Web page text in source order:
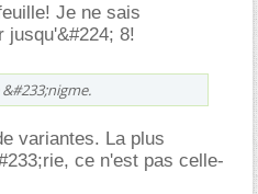
Je ne sais
jusqu'&#224; 8!
variantes. La plus
ce n'est pas celle-